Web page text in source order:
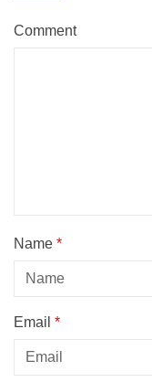
Comment
Name *
Email *